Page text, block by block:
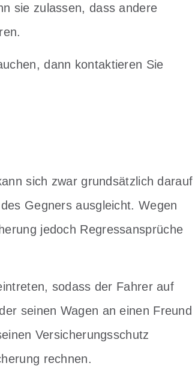
sie zulassen, dass andere
dann kontaktieren Sie
sich zwar grundsätzlich darauf
Gegners ausgleicht. Wegen
jedoch Regressansprüche
sodass der Fahrer auf
seinen Wagen an einen Freund
Versicherungsschutz
rechnen.